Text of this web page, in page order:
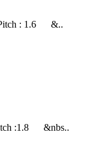
Pitch : 1.6 &..
:1.8 &nbs..